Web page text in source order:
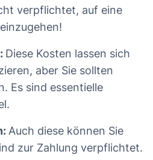
verpflichtet, auf eine
Diese Kosten lassen sich
aber Sie sollten
Es sind essentielle
Auch diese können Sie
zur Zahlung verpflichtet.